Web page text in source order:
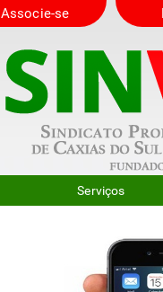
Associe-se
Serviços